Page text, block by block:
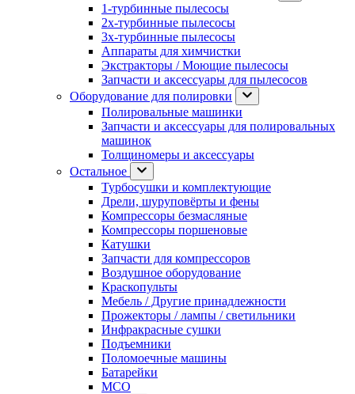
1-турбинные пылесосы
2х-турбинные пылесосы
3х-турбинные пылесосы
Аппараты для химчистки
Экстракторы / Моющие пылесосы
Запчасти и аксессуары для пылесосов
Оборудование для полировки
Полировальные машинки
Запчасти и аксессуары для полировальных
машинок
Толщиномеры и аксессуары
Остальное
Турбосушки и комплектующие
Дрели, шуруповёрты и фены
Компрессоры безмасляные
Компрессоры поршеновые
Катушки
Запчасти для компрессоров
Воздушное оборудование
Краскопульты
Мебель / Другие принадлежности
Прожекторы / лампы / светильники
Инфракрасные сушки
Подъемники
Поломоечные машины
Батарейки
МСО